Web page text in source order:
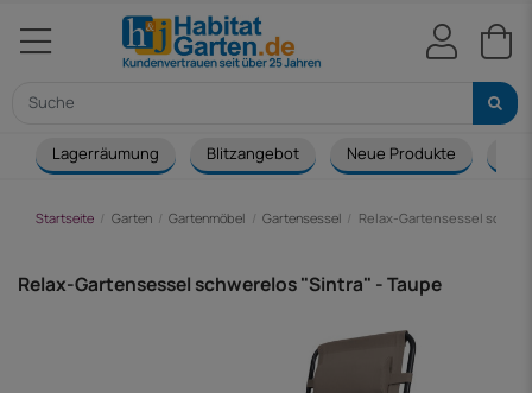
Lagerräumung Blitzangebot Neue Produkte
Startseite Garten Gartenmöbel Gartensessel Relax-Gartensessel
Relax-Gartensessel schwerelos "Sintra" - Taupe